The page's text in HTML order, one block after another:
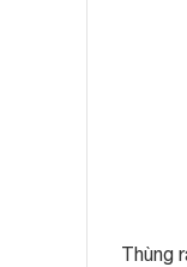
Thùng